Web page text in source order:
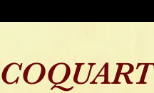
COQUART